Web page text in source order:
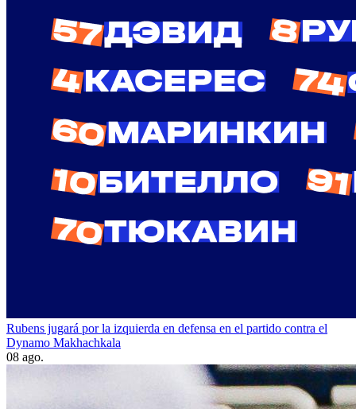
Rubens jugará por la izquierda en defensa en el partido contra el
Dynamo Makhachkala
08 ago.